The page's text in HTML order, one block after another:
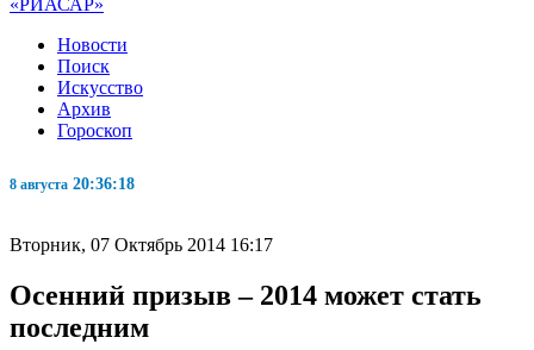
Новости
Поиск
Искусство
Архив
Гороскоп
8 августа 20:36:19
Вторник, 07 Октябрь 2014 16:17
Осенний призыв – 2014 может стать
последним